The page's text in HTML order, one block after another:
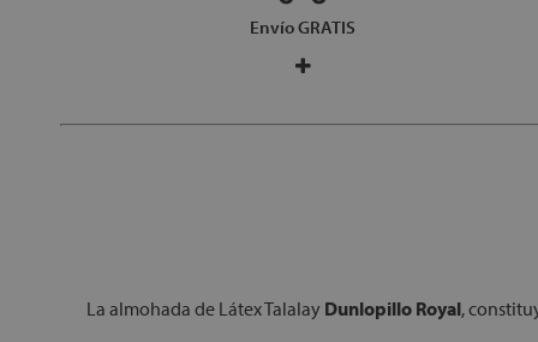
Envío GRATIS
La almohada de Látex Talalay Dunlopillo Royal,